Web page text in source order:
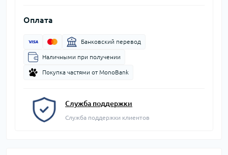
Оплата
Банковский перевод
Наличными при получении
Покупка частями от MonoBank
Служба поддержки
Служба поддержки клиентов